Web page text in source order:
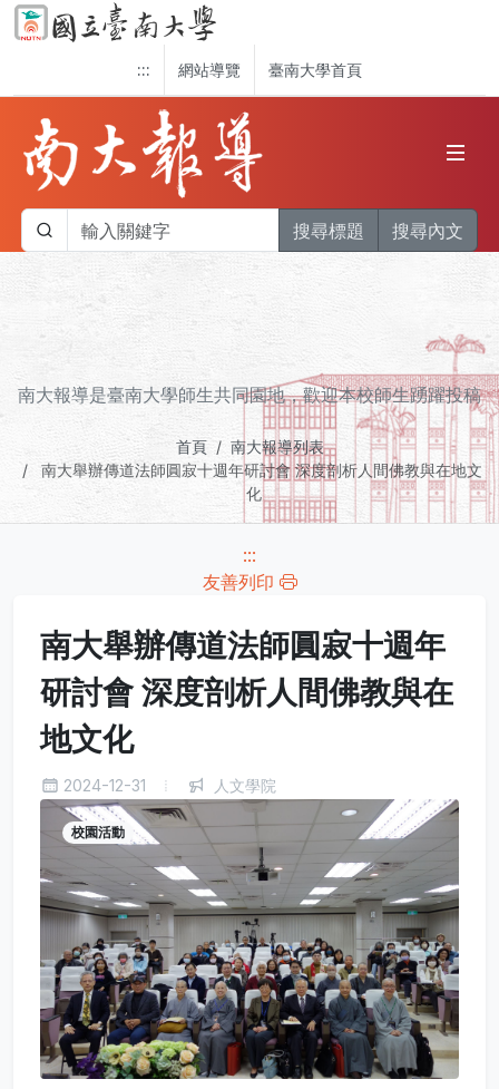
::: 網站導覽 臺南大學首頁
搜尋標題 搜尋內文
南大報導是臺南大學師生共同園地，歡迎本校師生踴躍投稿
首頁
南大報導列表
南大舉辦傳道法師圓寂十週年研討會 深度剖析人間佛教與在地文
化
:::
友善列印
南大舉辦傳道法師圓寂十週年
研討會 深度剖析人間佛教與在
地文化
2024-12-31 人文學院
校園活動